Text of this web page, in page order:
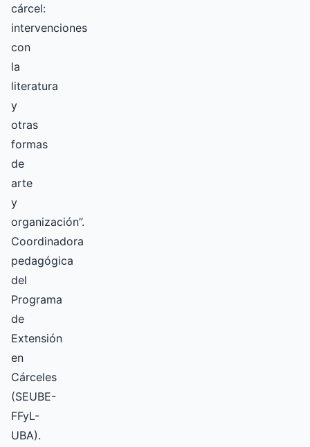
cárcel:
intervenciones
con
la
literatura
y
otras
formas
de
arte
y
organización”.
Coordinadora
pedagógica
del
Programa
de
Extensión
en
Cárceles
(SEUBE-
FFyL-
UBA).